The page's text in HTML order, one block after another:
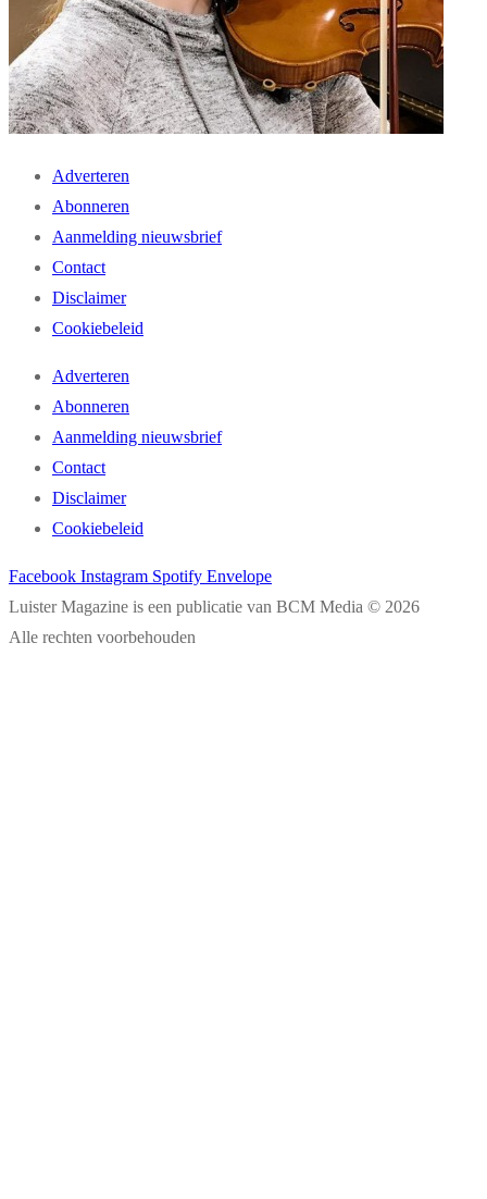
Adverteren
Abonneren
Aanmelding nieuwsbrief
Contact
Disclaimer
Cookiebeleid
Adverteren
Abonneren
Aanmelding nieuwsbrief
Contact
Disclaimer
Cookiebeleid
Facebook Instagram Spotify Envelope
Luister Magazine is een publicatie van BCM Media © 2026
Alle rechten voorbehouden